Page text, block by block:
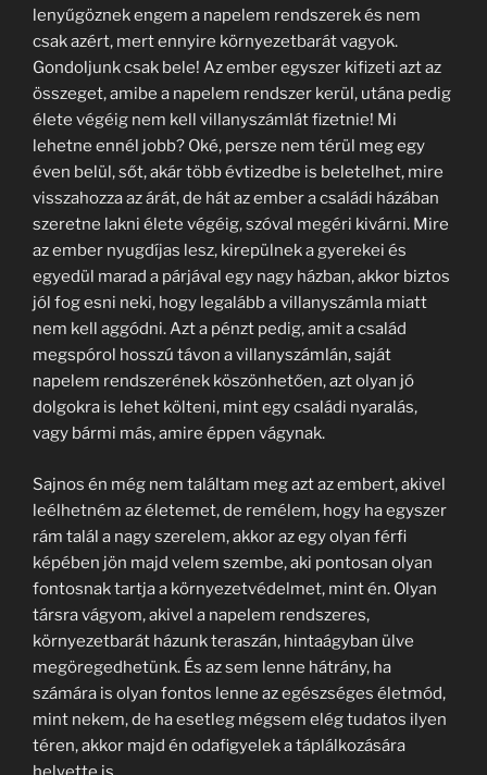
lenyűgöznek engem a napelem rendszerek és nem
csak azért, mert ennyire környezetbarát vagyok.
Gondoljunk csak bele! Az ember egyszer kifizeti azt az
összeget, amibe a napelem rendszer kerül, utána pedig
élete végéig nem kell villanyszámlát fizetnie! Mi
lehetne ennél jobb? Oké, persze nem térül meg egy
éven belül, sőt, akár több évtizedbe is beletelhet, mire
visszahozza az árát, de hát az ember a családi házában
szeretne lakni élete végéig, szóval megéri kivárni. Mire
az ember nyugdíjas lesz, kirepülnek a gyerekei és
egyedül marad a párjával egy nagy házban, akkor biztos
jól fog esni neki, hogy legalább a villanyszámla miatt
nem kell aggódni. Azt a pénzt pedig, amit a család
megspórol hosszú távon a villanyszámlán, saját
napelem rendszerének köszönhetően, azt olyan jó
dolgokra is lehet költeni, mint egy családi nyaralás,
vagy bármi más, amire éppen vágynak.
Sajnos én még nem találtam meg azt az embert, akivel
leélhetném az életemet, de remélem, hogy ha egyszer
rám talál a nagy szerelem, akkor az egy olyan férfi
képében jön majd velem szembe, aki pontosan olyan
fontosnak tartja a környezetvédelmet, mint én. Olyan
társra vágyom, akivel a napelem rendszeres,
környezetbarát házunk teraszán, hintaágyban ülve
megöregedhetünk. És az sem lenne hátrány, ha
számára is olyan fontos lenne az egészséges életmód,
mint nekem, de ha esetleg mégsem elég tudatos ilyen
téren, akkor majd én odafigyelek a táplálkozására